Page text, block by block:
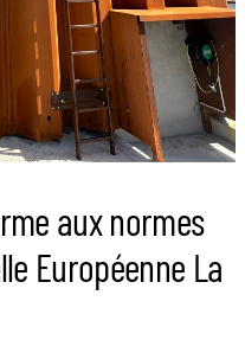
aux normes
Européenne La